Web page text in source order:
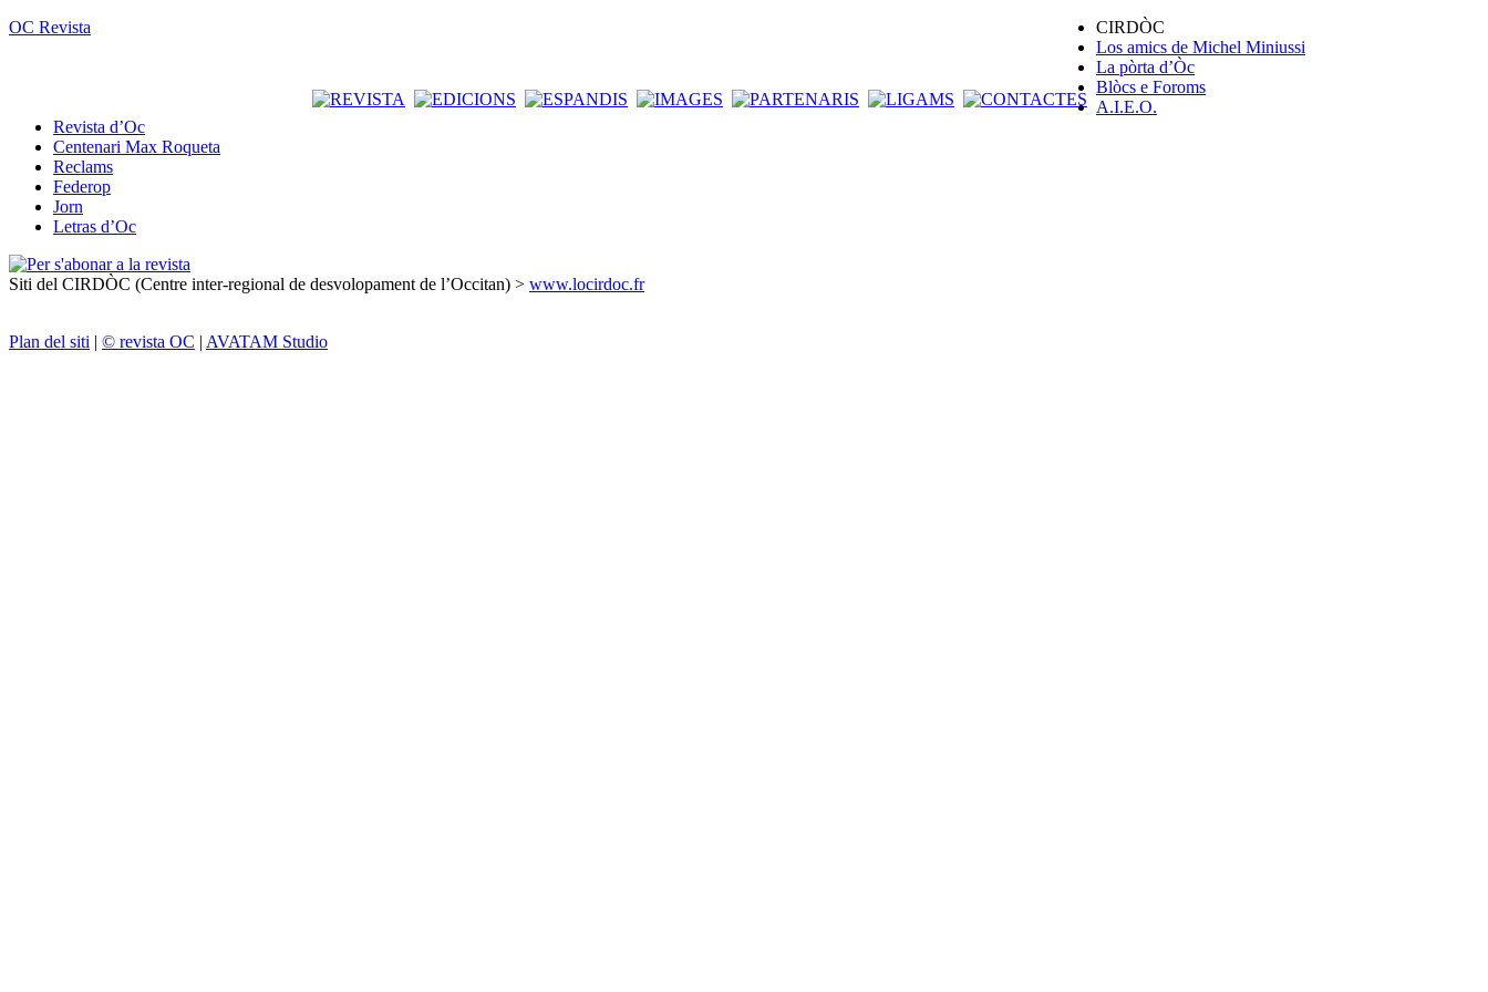
OC Revista
CIRDÒC
Los amics de Michel Miniussi
La pòrta d’Òc
Blòcs e Foroms
A.I.E.O.
Revista d’Oc
Centenari Max Roqueta
Reclams
Federop
Jorn
Letras d’Oc
Siti del CIRDÒC (Centre inter-regional de desvolopament de l’Occitan) > www.locirdoc.fr
Plan del siti | © revista OC | AVATAM Studio